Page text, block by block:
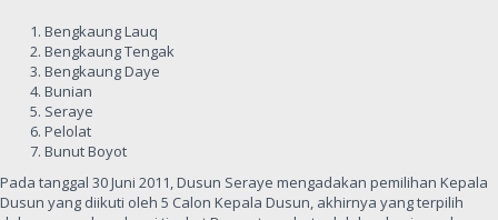
Bengkaung Lauq
Bengkaung Tengak
Bengkaung Daye
Bunian
Seraye
Pelolat
Bunut Boyot
Pada tanggal 30 Juni 2011, Dusun Seraye mengadakan pemilihan Kepala
Dusun yang diikuti oleh 5 Calon Kepala Dusun, akhirnya yang terpilih